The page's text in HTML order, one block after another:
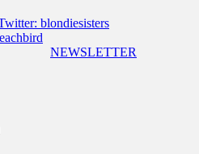
NEWSLETTER